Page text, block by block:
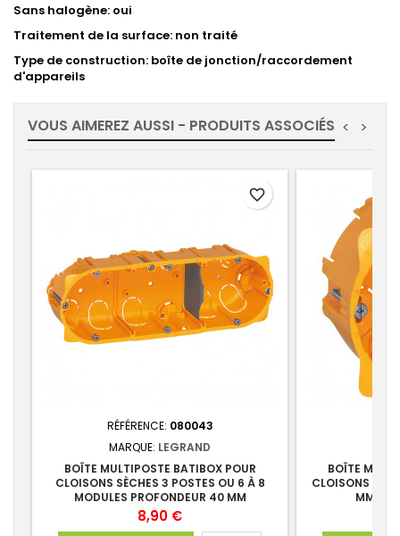
Sans halogène: oui
Traitement de la surface: non traité
Type de construction: boîte de jonction/raccordement
d'appareils
VOUS AIMEREZ AUSSI - PRODUITS ASSOCIÉS >
<
RÉFÉRENCE: 080043
MARQUE: LEGRAND
BOÎTE MULTIPOSTE BATIBOX POUR
CLOISONS SÈCHES 3 POSTES OU 6 À 8
MODULES PROFONDEUR 40 MM
Prix
8,90 €
favorite_border
BOÎTE
CLOISONS
MM